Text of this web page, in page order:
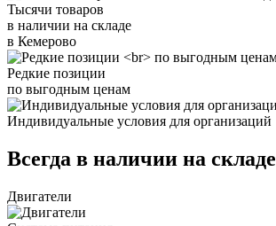
Тысячи товаров
в наличии на складе
в Кемерово
Редкие позиции
по выгодным ценам
Индивидуальные условия для организаций
Всегда в наличии на складе
Двигатели